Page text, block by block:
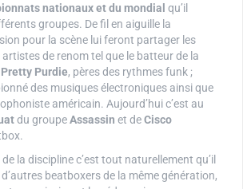
nationaux et du mondial qu’il
groupes. De fil en aiguille la
pour la scène lui feront partager les
de renom tel que le batteur de la
Pretty Purdie, pères des rythmes funk ;
des musiques électroniques ainsi que
américain. Aujourd’hui c’est au
du groupeAssassin et deCisco
la discipline c’est tout naturellement qu’il
beatboxers de la même génération,